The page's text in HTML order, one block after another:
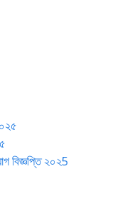
বিজ্ঞপ্তি ২০২5